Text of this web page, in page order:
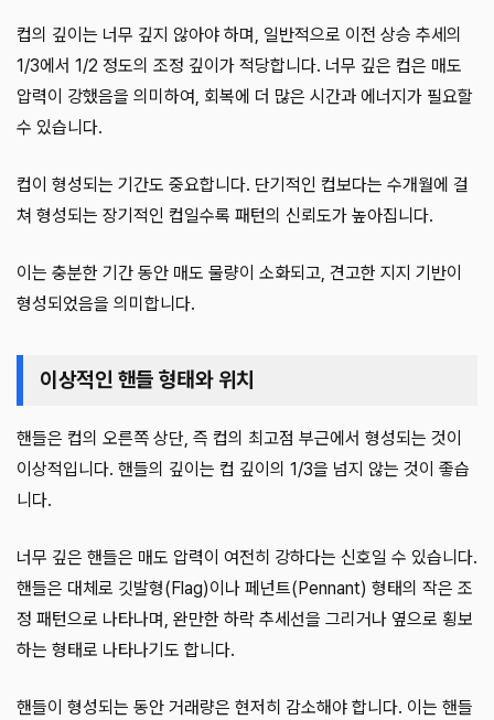
컵의 깊이는 너무 깊지 않아야 하며, 일반적으로 이전 상승 추세의
1/3에서 1/2 정도의 조정 깊이가 적당합니다. 너무 깊은 컵은 매도
압력이 강했음을 의미하여, 회복에 더 많은 시간과 에너지가 필요할
수 있습니다.
컵이 형성되는 기간도 중요합니다. 단기적인 컵보다는 수개월에 걸
쳐 형성되는 장기적인 컵일수록 패턴의 신뢰도가 높아집니다.
이는 충분한 기간 동안 매도 물량이 소화되고, 견고한 지지 기반이
형성되었음을 의미합니다.
이상적인 핸들 형태와 위치
핸들은 컵의 오른쪽 상단, 즉 컵의 최고점 부근에서 형성되는 것이
이상적입니다. 핸들의 깊이는 컵 깊이의 1/3을 넘지 않는 것이 좋습
니다.
너무 깊은 핸들은 매도 압력이 여전히 강하다는 신호일 수 있습니다.
핸들은 대체로 깃발형(Flag)이나 페넌트(Pennant) 형태의 작은 조
정 패턴으로 나타나며, 완만한 하락 추세선을 그리거나 옆으로 횡보
하는 형태로 나타나기도 합니다.
핸들이 형성되는 동안 거래량은 현저히 감소해야 합니다. 이는 핸들